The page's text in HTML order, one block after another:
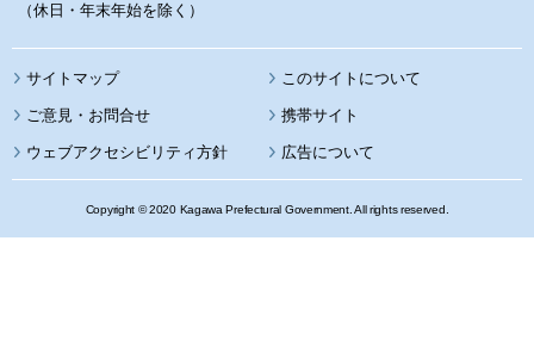
（休日・年末年始を除く）
サイトマップ このサイトについて
携帯サイト
ウェブアクセシビリティ方針 広告について
Copyright © 2020 Kagawa Prefectural Government. All rights reserved.